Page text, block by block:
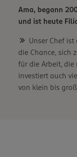
Ama, begann
und ist heute
Unser Chef
die Chance, sich
für die Arbeit, die
investiert auch
von klein bis